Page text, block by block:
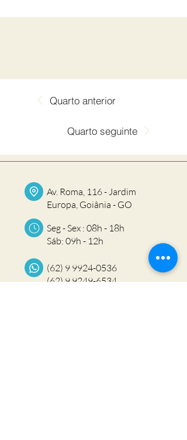
Quarto anterior
Quarto seguinte
Av. Roma, 116 - Jardim
Europa, Goiânia - GO
Seg - Sex : 08h - 18h
Sáb: 09h - 12h
(62) 9 9924-0536
(62) 9 9249-6534